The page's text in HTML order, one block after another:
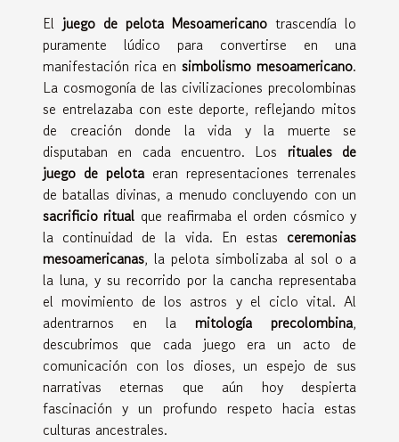
El juego de pelota Mesoamericano trascendía lo
puramente lúdico para convertirse en una
manifestación rica en simbolismo mesoamericano.
La cosmogonía de las civilizaciones precolombinas
se entrelazaba con este deporte, reflejando mitos
de creación donde la vida y la muerte se
disputaban en cada encuentro. Los rituales de
juego de pelota eran representaciones terrenales
de batallas divinas, a menudo concluyendo con un
sacrificio ritual que reafirmaba el orden cósmico y
la continuidad de la vida. En estas ceremonias
mesoamericanas, la pelota simbolizaba al sol o a
la luna, y su recorrido por la cancha representaba
el movimiento de los astros y el ciclo vital. Al
adentrarnos en la mitología precolombina,
descubrimos que cada juego era un acto de
comunicación con los dioses, un espejo de sus
narrativas eternas que aún hoy despierta
fascinación y un profundo respeto hacia estas
culturas ancestrales.